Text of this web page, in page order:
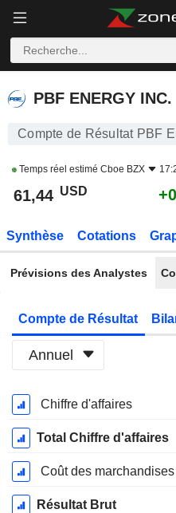
PBF ENERGY INC.
PBF ENERGY INC.
Compte de Résultat PBF
Temps réel estimé Cboe BZX
61,44 USD
Synthèse Cotations
Prévisions des Analystes
Compte de Résultat
Annuel
Période
Fiscale:
Décembre
Chiffre d'affaires
Total Chiffre d'affaires
Coût des marchandises
Résultat Brut